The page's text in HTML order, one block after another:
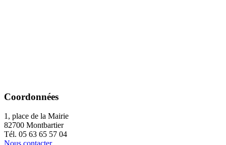
Coordonnées
1, place de la Mairie
82700 Montbartier
Tél. 05 63 65 57 04